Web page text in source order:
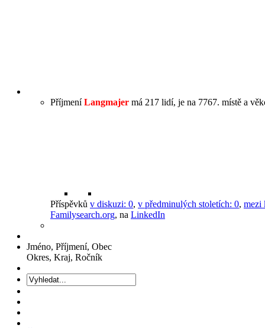
PříjmeníLangmajer má 217 lidí, je na 7767. místě a
Příspěvků v diskuzi: 0, v předminulých stoletích: 0, mezi
Familysearch.org, na LinkedIn
Jméno, Příjmení, Obec
Okres, Kraj, Ročník